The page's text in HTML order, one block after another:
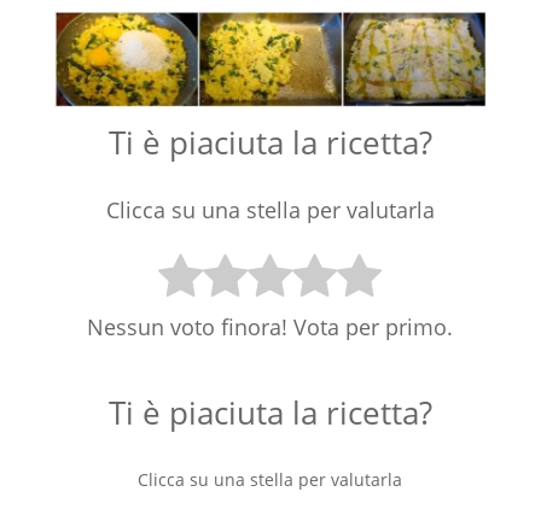
Ti è piaciuta la ricetta?
Clicca su una stella per valutarla
Nessun voto finora! Vota per primo.
Ti è piaciuta la ricetta?
Clicca su una stella per valutarla